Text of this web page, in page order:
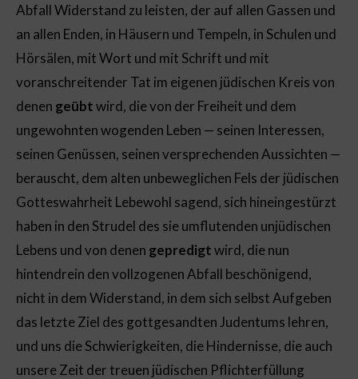
Abfall Widerstand zu leisten, der auf allen Gassen und
an allen Enden, in Häusern und Tempeln, in Schulen und
Hörsälen, mit Wort und mit Schrift und mit
voranschreitender Tat im eigenen jüdischen Kreis von
denen geübtwird, die von der Freiheit und dem
ungewohnten wogenden Leben — seinen Interessen,
seinen Genüssen, seinen versprechenden Aussichten —
berauscht, dem alten unbeweglichen Fels der jüdischen
Gotteswahrheit Lebewohl sagend, sich hineingestürzt
haben in den Strudel des sie umflutenden unjüdischen
Lebens und von denen gepredigtwird, die nun
hintendrein den vollzogenen Abfall beschönigend,
nicht in dem Widerstand, in dem sich selbst Aufgeben
das letzte Ziel des gottgesandten Judentums lehren,
und uns die Schwierigkeiten, die Hindernisse, die auch
unsere Zeit der treuen jüdischen Pflichterfüllung